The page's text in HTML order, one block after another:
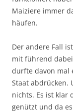
Maiziere immer
häufen.
Der andere Fall
mit führend
durfte davon mal
Staat abdrücken.
nichts. Es ist klar
genützt und da